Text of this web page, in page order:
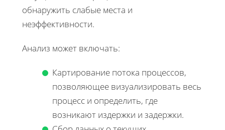
обнаружить слабые места и
неэффективности.
Анализ может включать:
Картирование потока процессов,
позволяющее визуализировать весь
процесс и определить, где
возникают издержки и задержки.